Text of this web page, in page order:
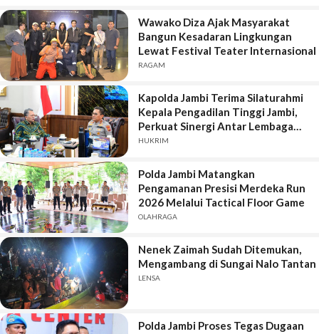
Wawako Diza Ajak Masyarakat
Bangun Kesadaran Lingkungan
Lewat Festival Teater Internasional
RAGAM
Kapolda Jambi Terima Silaturahmi
Kepala Pengadilan Tinggi Jambi,
Perkuat Sinergi Antar Lembaga
Penegak Hukum
HUKRIM
Polda Jambi Matangkan
Pengamanan Presisi Merdeka Run
2026 Melalui Tactical Floor Game
OLAHRAGA
Nenek Zaimah Sudah Ditemukan,
Mengambang di Sungai Nalo Tantan
LENSA
Polda Jambi Proses Tegas Dugaan